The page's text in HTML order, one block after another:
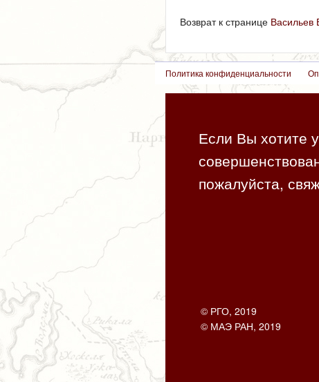
Возврат к странице Васильев
Политика конфиденциальности
Если Вы хотите
пожалуйста,
© РГО, 2019
© МАЭ РАН, 2019